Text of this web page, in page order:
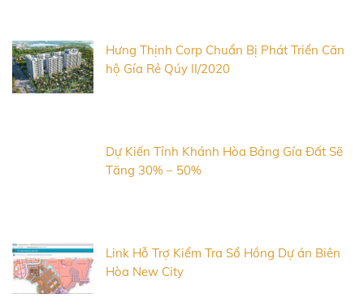
Hưng Thịnh Corp Chuẩn Bị Phát Triển Căn
hộ Gía Rẻ Qúy II/2020
Dự Kiến Tỉnh Khánh Hòa Bảng Gía Đất Sẽ
Tăng 30% – 50%
Link Hỗ Trợ Kiểm Tra Sổ Hồng Dự án Biên
Hòa New City